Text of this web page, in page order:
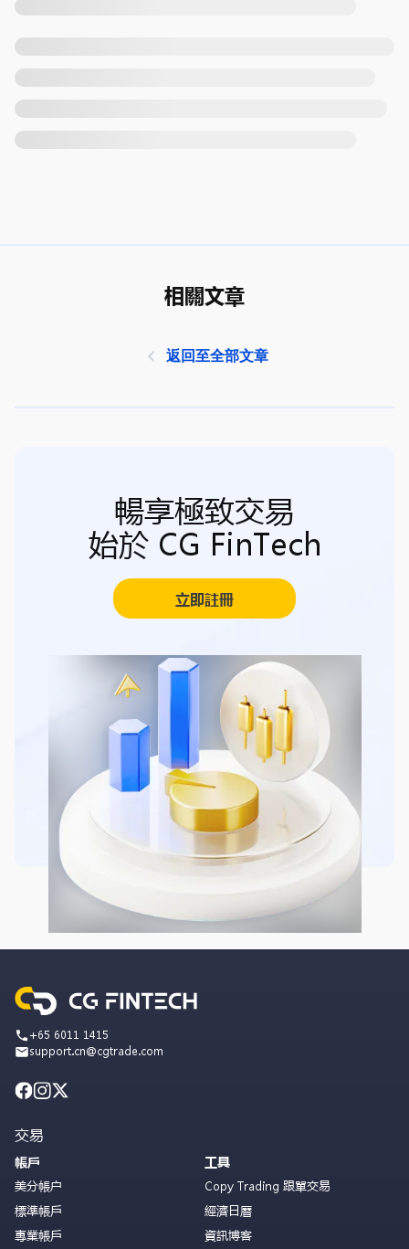
相關文章
返回至全部文章
暢享極致交易
始於 CG FinTech
立即註冊
+65 6011 1415
support.cn@cgtrade.com
交易
帳戶
美分帳户
標準帳戶
專業帳戶
工具
Copy Trading 跟單交易
經濟日曆
資訊博客